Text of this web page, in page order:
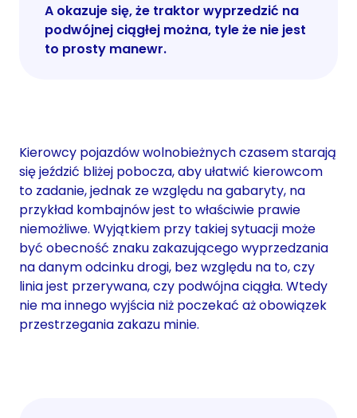
A okazuje się, że traktor wyprzedzić na
podwójnej ciągłej można, tyle że nie jest
to prosty manewr.
Kierowcy pojazdów wolnobieżnych czasem starają
się jeździć bliżej pobocza, aby ułatwić kierowcom
to zadanie, jednak ze względu na gabaryty, na
przykład kombajnów jest to właściwie prawie
niemożliwe. Wyjątkiem przy takiej sytuacji może
być obecność znaku zakazującego wyprzedzania
na danym odcinku drogi, bez względu na to, czy
linia jest przerywana, czy podwójna ciągła. Wtedy
nie ma innego wyjścia niż poczekać aż obowiązek
przestrzegania zakazu minie.